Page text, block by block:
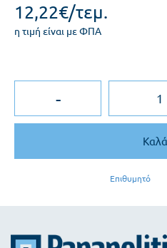
12,22€/τεμ.
η τιμή είναι με ΦΠΑ
-
Επιθυμητό